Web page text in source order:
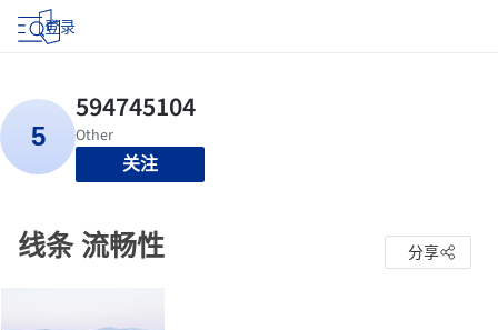
登录
关注
线条 流畅性 分享